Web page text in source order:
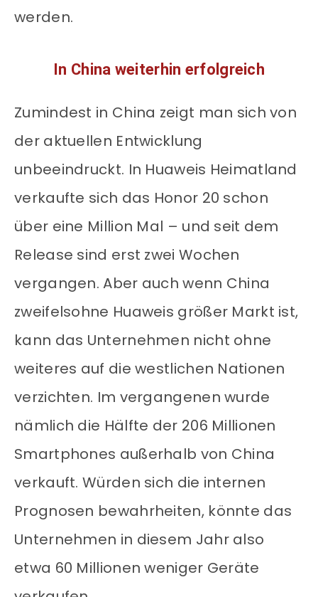
werden.
In China weiterhin erfolgreich
Zumindest in China zeigt man sich von
der aktuellen Entwicklung
unbeeindruckt. In Huaweis Heimatland
verkaufte sich das Honor 20 schon
über eine Million Mal – und seit dem
Release sind erst zwei Wochen
vergangen. Aber auch wenn China
zweifelsohne Huaweis größer Markt ist,
kann das Unternehmen nicht ohne
weiteres auf die westlichen Nationen
verzichten. Im vergangenen wurde
nämlich die Hälfte der 206 Millionen
Smartphones außerhalb von China
verkauft. Würden sich die internen
Prognosen bewahrheiten, könnte das
Unternehmen in diesem Jahr also
etwa 60 Millionen weniger Geräte